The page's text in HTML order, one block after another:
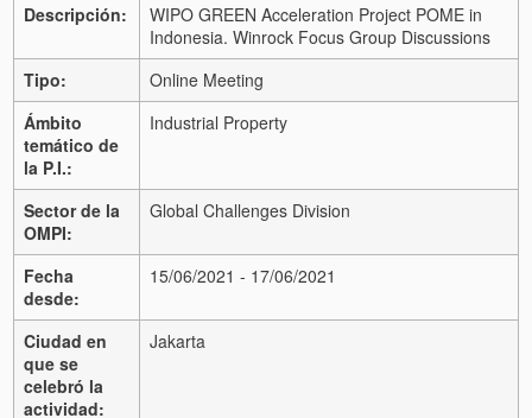
Descripción:
WIPO GREEN Acceleration Project POME in
Indonesia. Winrock Focus Group Discussions
Tipo:
Online Meeting
Ámbito
temático de
la P.I.:
Industrial Property
Sector de la
OMPI:
Global Challenges Division
Fecha
desde:
15/06/2021 - 17/06/2021
Ciudad en
que se
celebró la
actividad:
Jakarta